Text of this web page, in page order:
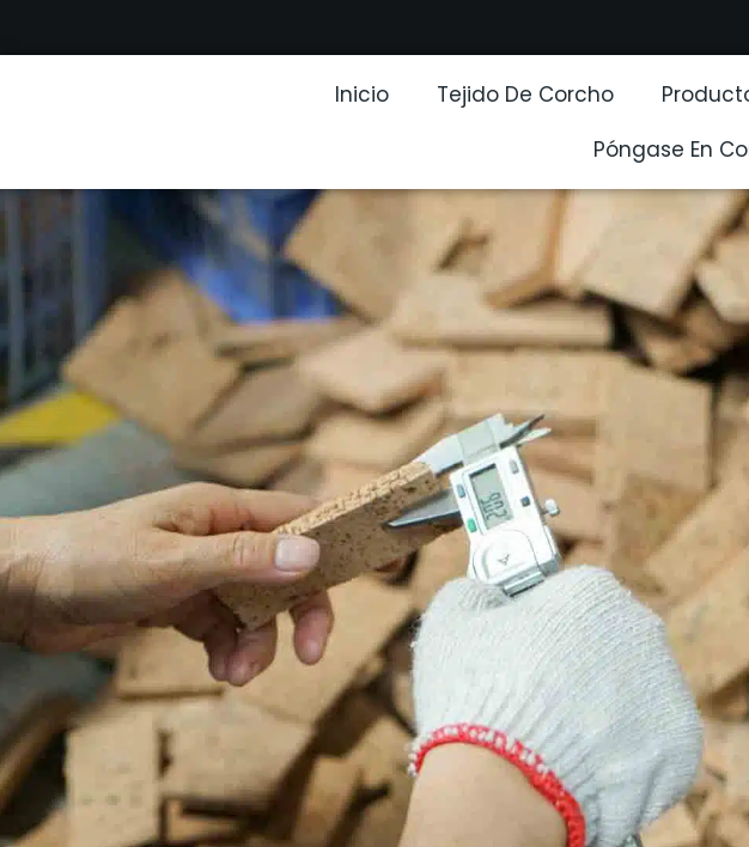
Inicio Tejido De Corcho
Póngase En